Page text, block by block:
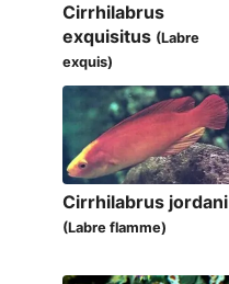
Cirrhilabrus
exquisitus (Labre
exquis)
Cirrhilabrus jordani
(Labre flamme)